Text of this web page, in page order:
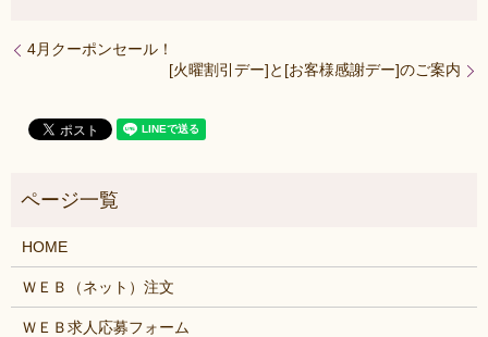
4月クーポンセール！
[火曜割引デー]と[お客様感謝デー]のご案内
HOME
ＷＥＢ（ネット）注文
ＷＥＢ求人応募フォーム